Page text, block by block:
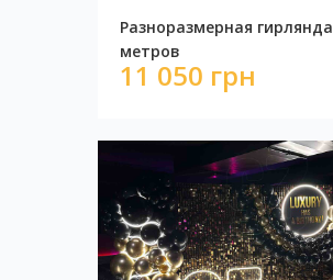
Фотозона с черной
Разноразмерная
метров
11 050 грн